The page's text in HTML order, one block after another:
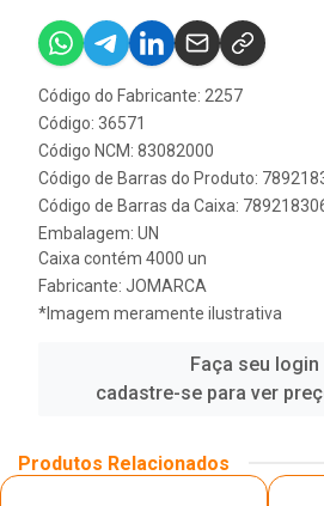
Código do Fabricante: 2257
Código: 36571
Código NCM: 83082000
Código de Barras do Produto:
Código de Barras da Caixa:
Embalagem: UN
Caixa contém 4000 un
Fabricante: JOMARCA
*Imagem meramente ilustrativa
Faça seu login
cadastre-se para ver
Produtos Relacionados